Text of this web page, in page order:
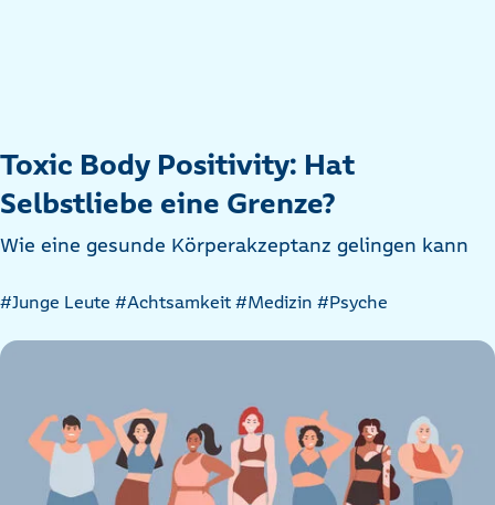
Toxic Body Positivity: Hat
Selbstliebe eine Grenze?
Wie eine gesunde Körperakzeptanz gelingen kann
Artikel
Kategorien
#Junge Leute #Achtsamkeit #Medizin #Psyche